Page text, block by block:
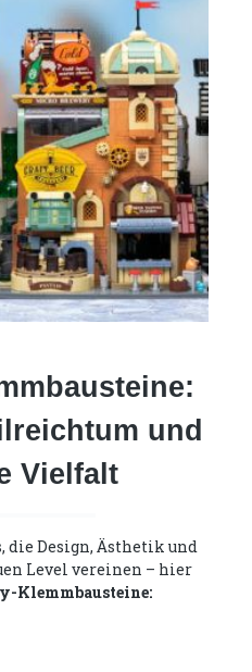
und
Vielfalt
die Design, Ästhetik und
Level vereinen – hier
Klemmbausteine: